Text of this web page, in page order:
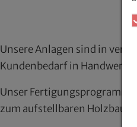
Unsere Anlagen sind in
Kundenbedarf in Handwerk
Unser Fertigungsprogramm
zum aufstellbaren